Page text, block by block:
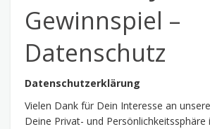
Gewinnspiel –
Datenschutz
Datenschutzerklärung
Vielen Dank für Dein Interesse an
Deine Privat- und Persönlichkeitssphäre